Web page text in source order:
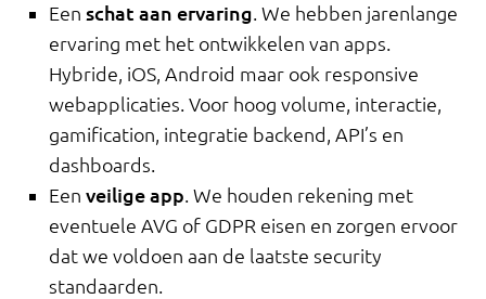
Een schat aan ervaring . We hebben jarenlange
ervaring met het ontwikkelen van apps.
Hybride, iOS, Android maar ook responsive
webapplicaties. Voor hoog volume, interactie,
gamification, integratie backend, API’s en
dashboards.
Een veilige app . We houden rekening met
eventuele AVG of GDPR eisen en zorgen ervoor
dat we voldoen aan de laatste security
standaarden.